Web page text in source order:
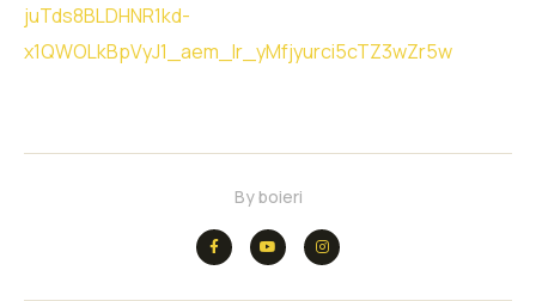
juTds8BLDHNR1kd-
x1QWOLkBpVyJ1_aem_Ir_yMfjyurci5cTZ3wZr5w
Byboieri